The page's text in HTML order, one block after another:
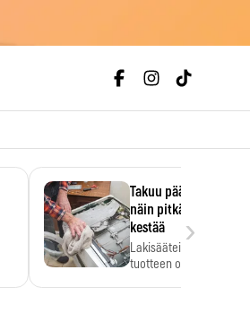
Takuu päättyi,
näin pitkään
kestää
Lakisääteinen
tuotteen oletetun
›